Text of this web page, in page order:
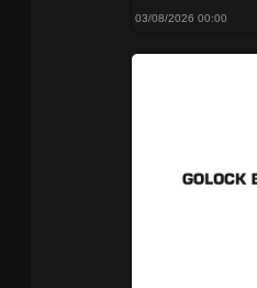
03/08/2026 00:00